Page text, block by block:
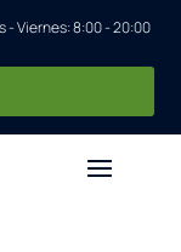
- Viernes: 8:00 - 20:00